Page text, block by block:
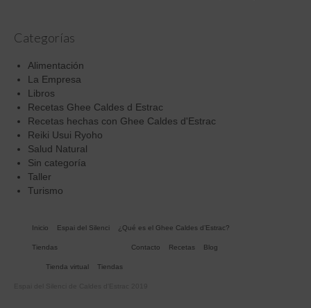
Categorías
Alimentación
La Empresa
Libros
Recetas Ghee Caldes d Estrac
Recetas hechas con Ghee Caldes d'Estrac
Reiki Usui Ryoho
Salud Natural
Sin categoría
Taller
Turismo
Inicio Espai del Silenci ¿Qué es el Ghee Caldes d’Estrac?
Tiendas
Tienda virtual Tiendas
Contacto Recetas Blog